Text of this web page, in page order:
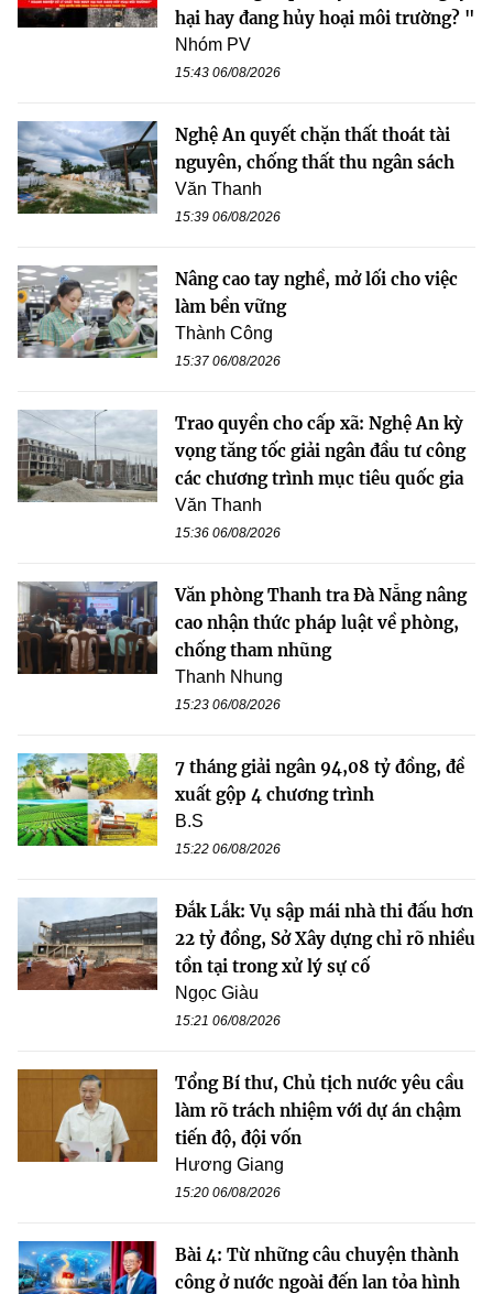
hại hay đang hủy hoại môi trường? "
Nhóm PV
15:43 06/08/2026
Nghệ An quyết chặn thất thoát tài
nguyên, chống thất thu ngân sách
Văn Thanh
15:39 06/08/2026
Nâng cao tay nghề, mở lối cho việc
làm bền vững
Thành Công
15:37 06/08/2026
Trao quyền cho cấp xã: Nghệ An kỳ
vọng tăng tốc giải ngân đầu tư công
các chương trình mục tiêu quốc gia
Văn Thanh
15:36 06/08/2026
Văn phòng Thanh tra Đà Nẵng nâng
cao nhận thức pháp luật về phòng,
chống tham nhũng
Thanh Nhung
15:23 06/08/2026
7 tháng giải ngân 94,08 tỷ đồng, đề
xuất gộp 4 chương trình
B.S
15:22 06/08/2026
Đắk Lắk: Vụ sập mái nhà thi đấu hơn
22 tỷ đồng, Sở Xây dựng chỉ rõ nhiều
tồn tại trong xử lý sự cố
Ngọc Giàu
15:21 06/08/2026
Tổng Bí thư, Chủ tịch nước yêu cầu
làm rõ trách nhiệm với dự án chậm
tiến độ, đội vốn
Hương Giang
15:20 06/08/2026
Bài 4: Từ những câu chuyện thành
công ở nước ngoài đến lan tỏa hình